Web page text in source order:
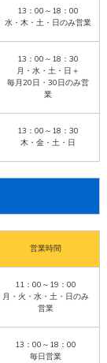
13：00～18：00
水・木・土・日のみ営業
13：00～18：30
月・水・土・日＋
毎月20日・30日のみ営
業
13：00～18：30
木・金・土・日
営業時間
11：00～19：00
月・火・水・土・日のみ
営業
13：00～18：00
毎日営業